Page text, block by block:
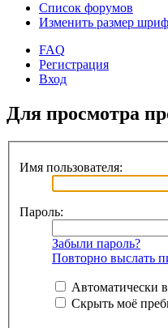
Список форумов
Изменить размер
FAQ
Регистрация
Вход
Для просмотра
Имя пользователя:
Пароль:
Забыли пароль?
Повторно выслать
Автоматически
Скрыть моё